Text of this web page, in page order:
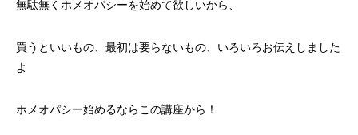
無駄無くホメオパシーを始めて欲しいから、
買うといいもの、最初は要らないもの、いろいろお伝えしました
よ
ホメオパシー始めるならこの講座から！